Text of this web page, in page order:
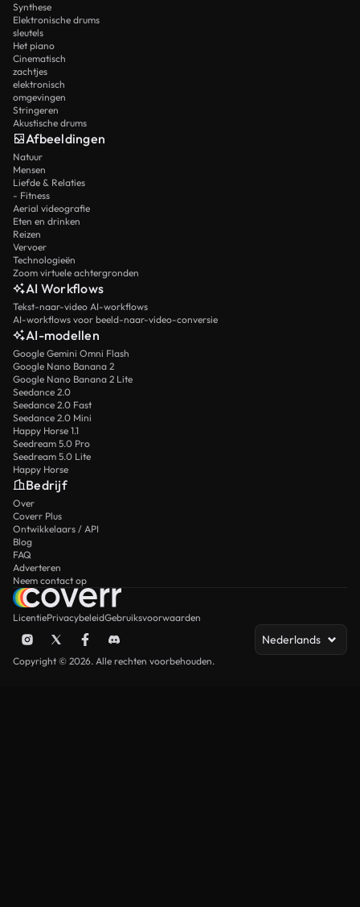
Synthese
Elektronische drums
sleutels
Het piano
Cinematisch
zachtjes
elektronisch
omgevingen
Stringeren
Akustische drums
Afbeeldingen
Natuur
Mensen
Liefde & Relaties
- Fitness
Aerial videografie
Eten en drinken
Reizen
Vervoer
Technologieën
Zoom virtuele achtergronden
AI Workflows
Tekst-naar-video AI-workflows
AI-workflows voor beeld-naar-video-conversie
AI-modellen
Google Gemini Omni Flash
Google Nano Banana 2
Google Nano Banana 2 Lite
Seedance 2.0
Seedance 2.0 Fast
Seedance 2.0 Mini
Happy Horse 1.1
Seedream 5.0 Pro
Seedream 5.0 Lite
Happy Horse
Bedrijf
Over
Coverr Plus
Ontwikkelaars / API
Blog
FAQ
Adverteren
Neem contact op
LicentiePrivacybeleidGebruiksvoorwaarden
Nederlands
Copyright © 2026. Alle rechten voorbehouden.